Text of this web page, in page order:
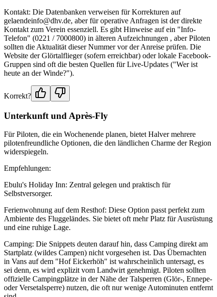
Kontakt: Die Datenbanken verweisen für Korrekturen auf
gelaendeinfo@dhv.de, aber für operative Anfragen ist der direkte
Kontakt zum Verein essenziell. Es gibt Hinweise auf ein "Info-
Telefon" (0221 / 7000800) in älteren Aufzeichnungen , aber Piloten
sollten die Aktualität dieser Nummer vor der Anreise prüfen. Die
Website der Glörtalflieger (sofern erreichbar) oder lokale Facebook-
Gruppen sind oft die besten Quellen für Live-Updates ("Wer ist
heute an der Winde?").
Korrekt?
Unterkunft und Après-Fly
Für Piloten, die ein Wochenende planen, bietet Halver mehrere
pilotenfreundliche Optionen, die den ländlichen Charme der Region
widerspiegeln.
Empfehlungen:
Ebulu's Holiday Inn: Zentral gelegen und praktisch für
Selbstversorger.
Ferienwohnung auf dem Resthof: Diese Option passt perfekt zum
Ambiente des Fluggeländes. Sie bietet oft mehr Platz für Ausrüstung
und eine ruhige Lage.
Camping: Die Snippets deuten darauf hin, dass Camping direkt am
Startplatz (wildes Campen) nicht vorgesehen ist. Das Übernachten
in Vans auf dem "Hof Eickerhöh" ist wahrscheinlich untersagt, es
sei denn, es wird explizit vom Landwirt genehmigt. Piloten sollten
offizielle Campingplätze in der Nähe der Talsperren (Glör-, Ennepe-
oder Versetalsperre) nutzen, die oft nur wenige Autominuten entfernt